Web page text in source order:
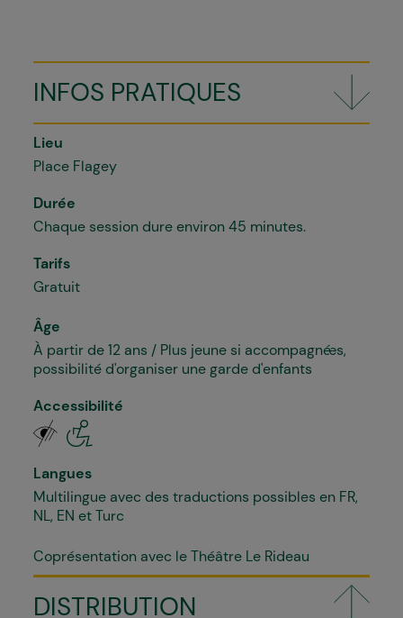
INFOS PRATIQUES
Lieu
Place Flagey
Durée
Chaque session dure environ 45 minutes.
Tarifs
Gratuit
Âge
À partir de 12 ans / Plus jeune si accompagné·es,
possibilité d'organiser une garde d'enfants
Accessibilité
Langues
Multilingue avec des traductions possibles en FR,
NL, EN et Turc
Coprésentation avec le Théâtre Le Rideau
DISTRIBUTION